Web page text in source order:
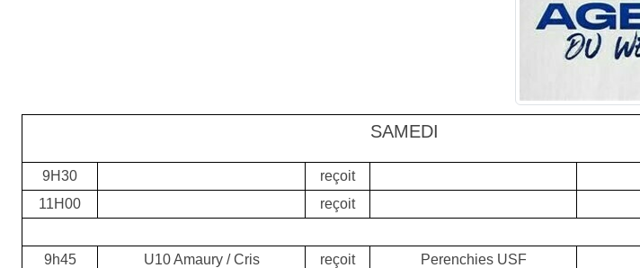
SAMEDI
9H30 reçoit
11H00
reçoit
9h45 U10 Amaury / Cris reçoit Perenchies USF